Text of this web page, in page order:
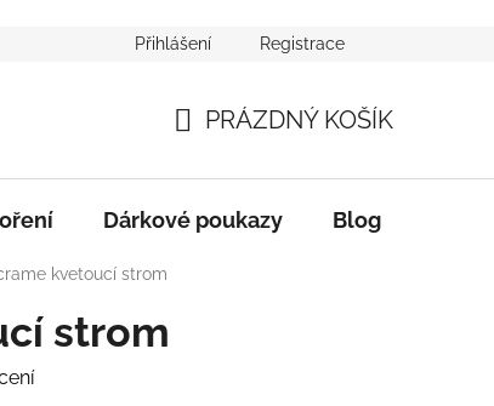
ochrany os. údajů Reklamace a výměna zboží
Přihlášení Registrace
KOŠÍK
PRÁZDNÝ KOŠÍK
Dárkové poukazy Blog
kvetoucí strom
strom